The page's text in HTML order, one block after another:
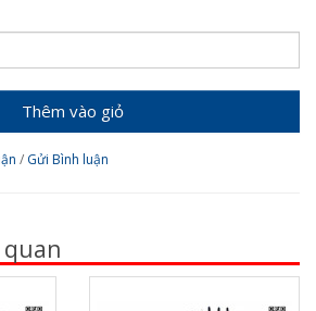
Thêm vào giỏ
/ Gửi Bình luận
quan